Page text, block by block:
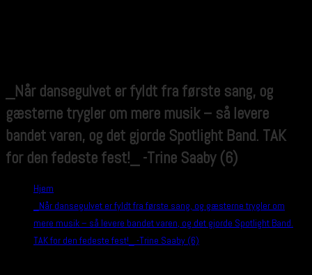
_Når dansegulvet er fyldt fra første sang, og
gæsterne trygler om mere musik – så levere
bandet varen, og det gjorde Spotlight Band. TAK
for den fedeste fest!_ -Trine Saaby (6)
Hjem
_Når dansegulvet er fyldt fra første sang, og gæsterne trygler om
mere musik – så levere bandet varen, og det gjorde Spotlight Band.
TAK for den fedeste fest!_ -Trine Saaby (6)